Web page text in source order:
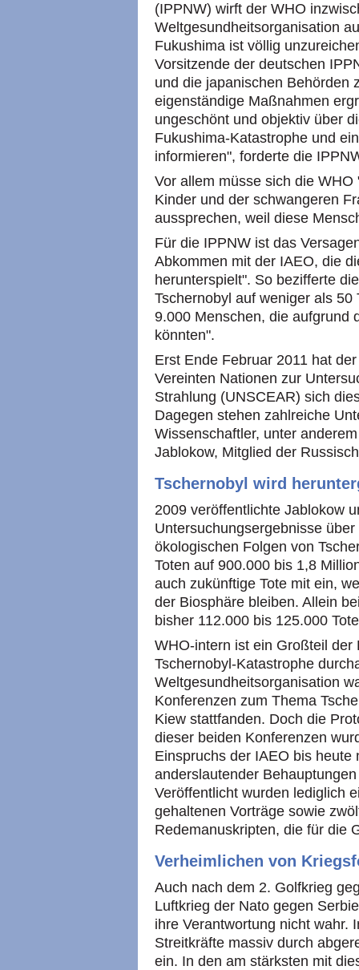
(IPPNW) wirft der WHO
Weltgesundheitsorganisation
Fukushima ist völlig
Vorsitzende der deutschen
und die japanischen Behörden
eigenständige Maßnahmen
ungeschönt und objektiv über
Fukushima-Katastrophe und
informieren", forderte die
Vor allem müsse sich die
Kinder und der schwangeren
aussprechen, weil diese
Für die IPPNW ist das
Abkommen mit der IAEO, die
herunterspielt". So bezifferte
Tschernobyl auf weniger als
9.000 Menschen, die aufgrund
könnten".
Erst Ende Februar 2011 hat
Vereinten Nationen zur
Strahlung (UNSCEAR) sich
Dagegen stehen zahlreiche
Wissenschaftler, unter
Jablokow, Mitglied der
Tschernobyl wird
2009 veröffentlichte Jablokow
Untersuchungsergebnisse
ökologischen Folgen von
Toten auf 900.000 bis 1,8
auch zukünftige Tote mit ein,
der Biosphäre bleiben. Allein
bisher 112.000 bis 125.000
WHO-intern ist ein Großteil
Tschernobyl-Katastrophe
Weltgesundheitsorganisation
Konferenzen zum Thema
Kiew stattfanden. Doch die
dieser beiden Konferenzen
Einspruchs der IAEO bis
anderslautender
Veröffentlicht wurden lediglich
gehaltenen Vorträge sowie
Redemanuskripten, die für die
Verheimlichen von
Auch nach dem 2. Golfkrieg
Luftkrieg der Nato gegen
ihre Verantwortung nicht wahr.
Streitkräfte massiv durch
ein. In den am stärksten mit